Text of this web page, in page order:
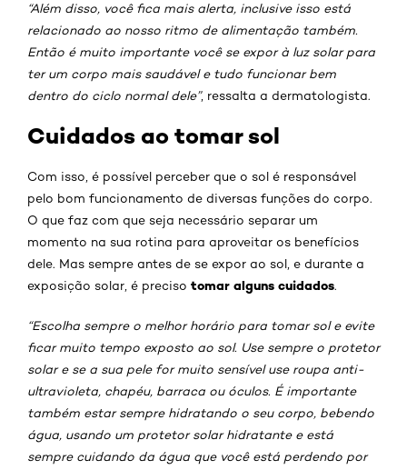
“Além disso, você fica mais alerta, inclusive isso está
relacionado ao nosso ritmo de alimentação também.
Então é muito importante você se expor à luz solar para
ter um corpo mais saudável e tudo funcionar bem
dentro do ciclo normal dele”, ressalta a dermatologista.
Cuidados ao tomar sol
Com isso, é possível perceber que o sol é responsável
pelo bom funcionamento de diversas funções do corpo.
O que faz com que seja necessário separar um
momento na sua rotina para aproveitar os benefícios
dele. Mas sempre antes de se expor ao sol, e durante a
exposição solar, é preciso tomar alguns cuidados.
“Escolha sempre o melhor horário para tomar sol e evite
ficar muito tempo exposto ao sol. Use sempre o protetor
solar e se a sua pele for muito sensível use roupa anti-
ultravioleta, chapéu, barraca ou óculos. É importante
também estar sempre hidratando o seu corpo, bebendo
água, usando um protetor solar hidratante e está
sempre cuidando da água que você está perdendo por